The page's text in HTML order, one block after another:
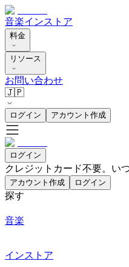
音楽インストア
料金
リソース
お問い合わせ
🇯🇵
ログイン アカウント作成
ログイン
クレジットカード不要。い
アカウント作成 ログイン
探す
音楽
インストア